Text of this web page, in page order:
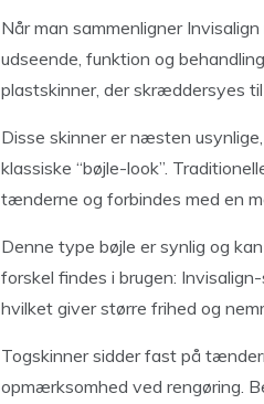
Når man sammenligner
udseende, funktion og
plastskinner, der skræddersyes
Disse skinner er næsten
klassiske “bøjle-look”.
tænderne og forbindes med en
Denne type bøjle er synlig og
forskel findes i brugen:
hvilket giver større frihed og
Togskinner sidder fast på
opmærksomhed ved rengøring.